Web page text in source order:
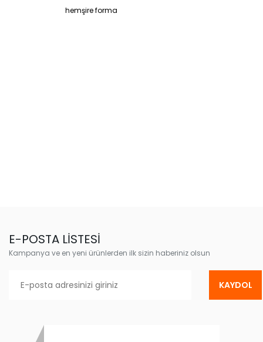
hemşire forma
E-POSTA LİSTESİ
Kampanya ve en yeni ürünlerden ilk sizin haberiniz olsun
KAYDOL